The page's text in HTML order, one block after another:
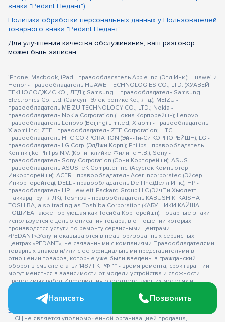
знака "Pedant Педант")
Политика обработки персональных данных у Пользователей
товарного знака "Pedant Педант"
Для улучшения качества обслуживания, ваш разговор
может быть записан
iPhone, Macbook, iPad - правообладатель Apple Inc. (Эпл Инк.); Huawei и
Honor - правообладатель HUAWEI TECHNOLOGIES CO., LTD. (ХУАВЕЙ
ТЕКНОЛОДЖИС КО., ЛТД.); Samsung – правообладатель Samsung
Electronics Co. Ltd. (Самсунг Электроникс Ко., Лтд.); MEIZU -
правообладатель MEIZU TECHNOLOGY CO., LTD.; Nokia -
правообладатель Nokia Corporation (Нокиа Корпорейшн); Lenovo -
правообладатель Lenovo (Beijing) Limited; Xiaomi - правообладатель
Xiaomi Inc.; ZTE - правообладатель ZTE Corporation; HTC -
правообладатель HTC CORPORATION (Эйч-Ти-Си КОРПОРЕЙШН); LG -
правообладатель LG Corp. (ЭлДжи Корп.); Philips - правообладатель
Koninklijke Philips N.V. (Конинклийке Филипс Н.В.); Sony -
правообладатель Sony Corporation (Сони Корпорейшн); ASUS -
правообладатель ASUSTeK Computer Inc. (Асустек Компьютер
Инкорпорейшн); ACER - правообладатель Acer Incorporated (Эйсер
Инкорпорейтед); DELL - правообладатель Dell Inc.(Делл Инк.); HP -
правообладатель HP Hewlett-Packard Group LLC (ЭйчПи Хьюлетт
Паккард Груп ЛЛК); Toshiba - правообладатель KABUSHIKI KAISHA
TOSHIBA, also trading as Toshiba Corporation (КАБУШИКИ КАЙША
ТОШИБА также торгующая как Тосиба Корпорейшн). Товарные знаки
используется с целью описания товара, в отношении которых
производятся услуги по ремонту сервисными центрами
«PEDANT».Услуги оказываются в неавторизованных сервисных
центрах «PEDANT», не связанными с компаниями Правообладателями
товарных знаков и/или с ее официальными представителями в
отношении товаров, которые уже были введены в гражданский
оборот в смысле статьи 1487 ГК РФ ** - время ремонта, срок гарантии
могут меняться в зависимости от модели устройства и сложности
проводимых работ Информация о соответствующих моделях и
комплектациях и их наличии, ценах, возможных выгодах и условиях
приобретения доступна в сервисных центрах Pedant.ru. Не является
публичной офертой.
Оферта на сервисное обслуживание
Застрахованного имущества
— СЦ не является уполномоченной организацией продавца,
Написать Позвонить